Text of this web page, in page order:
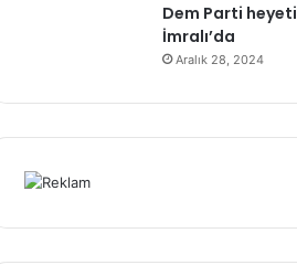
Dem Parti heyeti
İmralı’da
Aralık 28, 2024